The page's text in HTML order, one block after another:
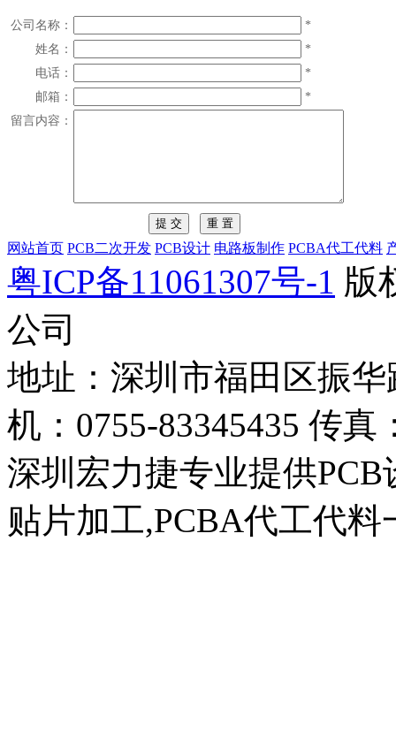
公司名称：
*
姓名：
*
电话：
*
邮箱：
*
留言内容：
网站首页 PCB二次开发 PCB设计 电路板制作 PCBA代工代料
粤ICP备11061307号-1 版
公司
地址：深圳市福田区振
机：0755-83345435 传真
深圳宏力捷专业提供
贴片加工,PCBA代工代料